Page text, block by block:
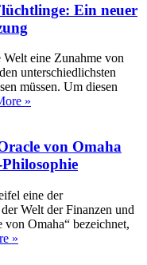
Ein neuer
Welt eine Zunahme von
unterschiedlichsten
müssen. Um diesen
»
von Omaha
eine der
Welt der Finanzen und
Omaha“ bezeichnet,
»